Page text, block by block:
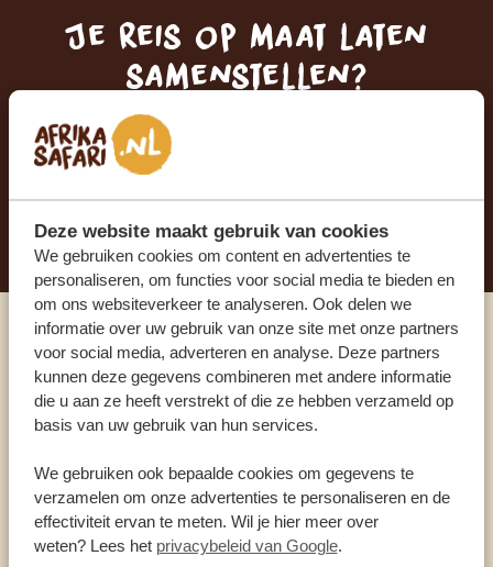
Deze website maakt gebruik van cookies
We gebruiken cookies om content en advertenties te
personaliseren, om functies voor social media te bieden en
om ons websiteverkeer te analyseren. Ook delen we
informatie over uw gebruik van onze site met onze partners
voor social media, adverteren en analyse. Deze partners
kunnen deze gegevens combineren met andere informatie
die u aan ze heeft verstrekt of die ze hebben verzameld op
basis van uw gebruik van hun services.
We gebruiken ook bepaalde cookies om gegevens te
verzamelen om onze advertenties te personaliseren en de
effectiviteit ervan te meten. Wil je hier meer over
weten? Lees het privacybeleid van Google.
Je reis op maat laten
samenstellen?
ONTVANG EEN VRIJBLIJVENDE OFFERTE
Praat met een expert
ONZE SPECIALISTEN STAAN VOOR JE KLAAR
NL:+31 174 700 212